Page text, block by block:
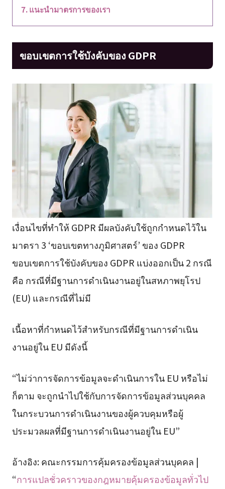
แนะนำมาตรการของเรา
ขอบเขตการใช้บังคับของ GDPR
เงื่อนไขที่ทำให้ GDPR มีผลบังคับใช้ถูกกำหนดไว้ใน
มาตรา 3 ‘ขอบเขตทางภูมิศาสตร์’ ของ GDPR
ขอบเขตการใช้บังคับของ GDPR แบ่งออกเป็น 2 กรณี
คือ กรณีที่มีฐานการดำเนินงานอยู่ในสหภาพยุโรป
(EU) และกรณีที่ไม่มี
เนื้อหาที่กำหนดไว้สำหรับกรณีที่มีฐานการดำเนิน
งานอยู่ใน EU มีดังนี้
“ไม่ว่าการจัดการข้อมูลจะดำเนินการใน EU หรือไม่
ก็ตาม จะถูกนำไปใช้กับการจัดการข้อมูลส่วนบุคคล
ในกระบวนการดำเนินงานของผู้ควบคุมหรือผู้
ประมวลผลที่มีฐานการดำเนินงานอยู่ใน EU”
อ้างอิง: คณะกรรมการคุ้มครองข้อมูลส่วนบุคคล |
“การแปลชั่วคราวของกฎหมายคุ้มครองข้อมูลทั่วไป